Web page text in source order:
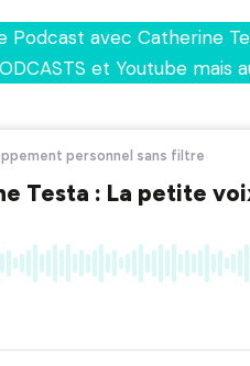
avec Catherine
et Youtube mais